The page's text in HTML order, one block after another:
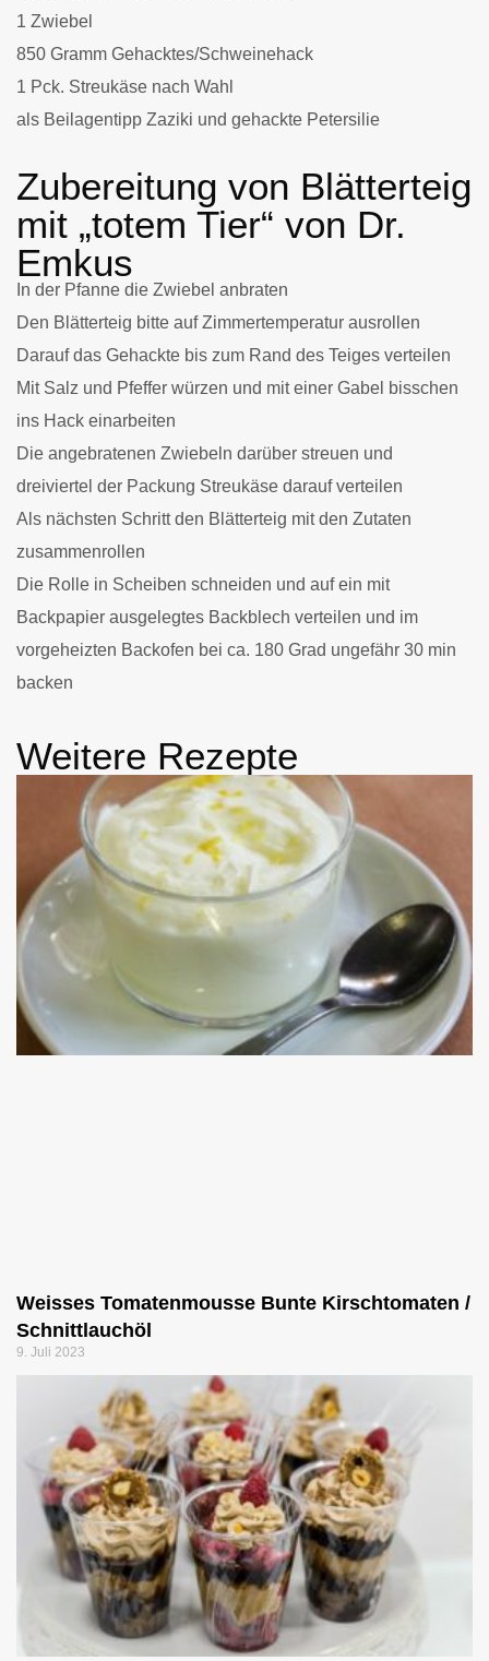
1 Zwiebel
850 Gramm Gehacktes/Schweinehack
1 Pck. Streukäse nach Wahl
als Beilagentipp Zaziki und gehackte Petersilie
Zubereitung von Blätterteig
mit „totem Tier“ von Dr.
Emkus
In der Pfanne die Zwiebel anbraten
Den Blätterteig bitte auf Zimmertemperatur ausrollen
Darauf das Gehackte bis zum Rand des Teiges verteilen
Mit Salz und Pfeffer würzen und mit einer Gabel bisschen
ins Hack einarbeiten
Die angebratenen Zwiebeln darüber streuen und
dreiviertel der Packung Streukäse darauf verteilen
Als nächsten Schritt den Blätterteig mit den Zutaten
zusammenrollen
Die Rolle in Scheiben schneiden und auf ein mit
Backpapier ausgelegtes Backblech verteilen und im
vorgeheizten Backofen bei ca. 180 Grad ungefähr 30 min
backen
Weitere Rezepte
Weisses Tomatenmousse Bunte Kirschtomaten /
Schnittlauchöl
9. Juli 2023